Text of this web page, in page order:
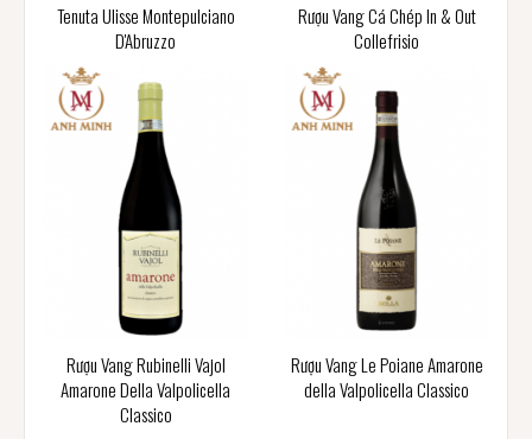
Tenuta Ulisse Montepulciano
D'Abruzzo
Rượu Vang Cá Chép In & Out
Collefrisio
Rượu Vang Rubinelli Vajol
Amarone Della Valpolicella
Classico
Rượu Vang Le Poiane Amarone
della Valpolicella Classico